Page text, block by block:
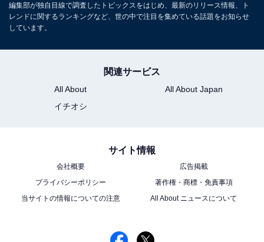
編集部が独自目線で調査したトピックスをはじめ、最新のリリース情報、ト
レンドに関するランキングなど、世の中で注目を集めている話題をお知らせ
しています。
関連サービス
All About
All About Japan
イチオシ
サイト情報
会社概要
広告掲載
プライバシーポリシー
著作権・商標・免責事項
当サイトの情報についての注意
All About ニュースについて